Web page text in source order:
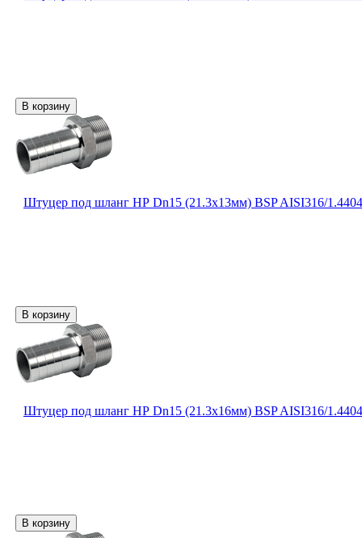
Штуцер под шланг НР Dn15 (21.3х13мм) BSP AISI316/1.4404
Штуцер под шланг НР Dn15 (21.3х16мм) BSP AISI316/1.4404